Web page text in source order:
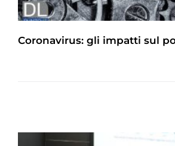
Coronavirus: gli impatti sul